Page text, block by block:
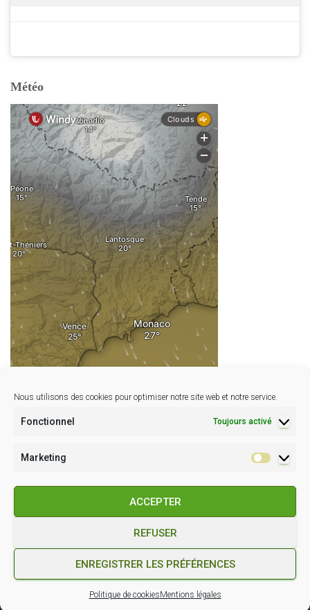
Nous utilisons des cookies pour optimiser notre site web et notre service.
Fonctionnel Toujours activé
Marketing
ACCEPTER
REFUSER
ENREGISTRER LES PRÉFÉRENCES
Politique de cookiesMentions légales
Météo
POLITIQUE DE COOKIES (EU) CONDITIONS GÉNÉRALES
Hestia | Développé parThemeIsle